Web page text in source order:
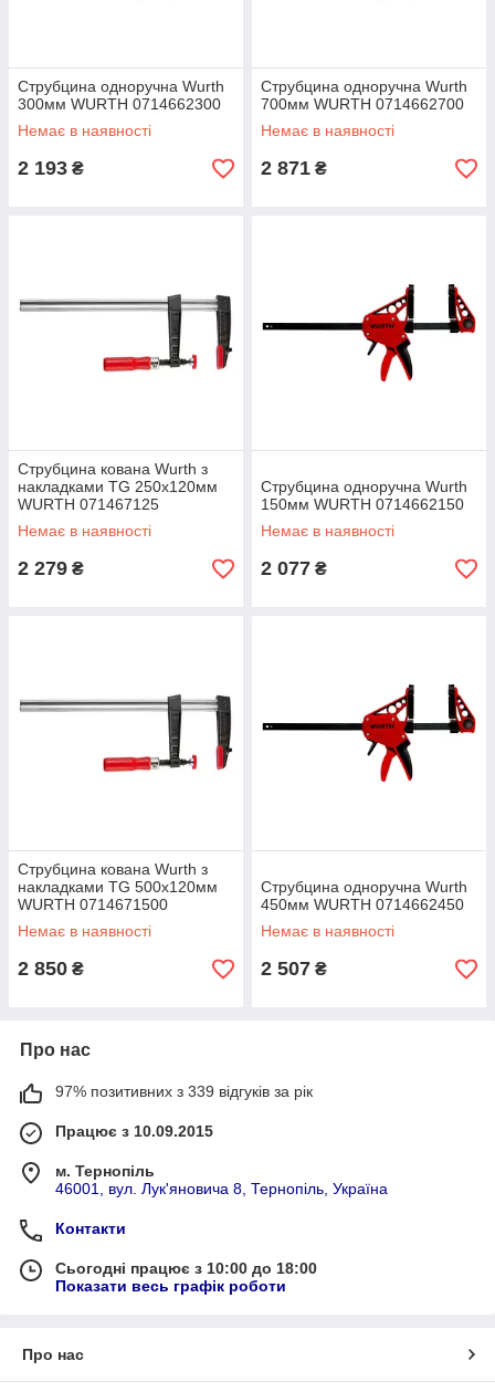
Струбцина одноручна Wurth
300мм WURTH 0714662300
Немає в наявності
2 193 ₴
Струбцина одноручна Wurth
700мм WURTH 0714662700
Немає в наявності
2 871 ₴
Струбцина кована Wurth з
накладками TG 250х120мм
WURTH 071467125
Немає в наявності
2 279 ₴
Струбцина одноручна Wurth
150мм WURTH 0714662150
Немає в наявності
2 077 ₴
Струбцина кована Wurth з
накладками TG 500х120мм
WURTH 0714671500
Немає в наявності
2 850 ₴
Струбцина одноручна Wurth
450мм WURTH 0714662450
Немає в наявності
2 507 ₴
Про нас
97% позитивних з 339 відгуків за рік
Працює з 10.09.2015
м. Тернопіль
46001, вул. Лук'яновича 8, Тернопіль, Україна
Контакти
Сьогодні працює з 10:00 до 18:00
Показати весь графік роботи
Про нас